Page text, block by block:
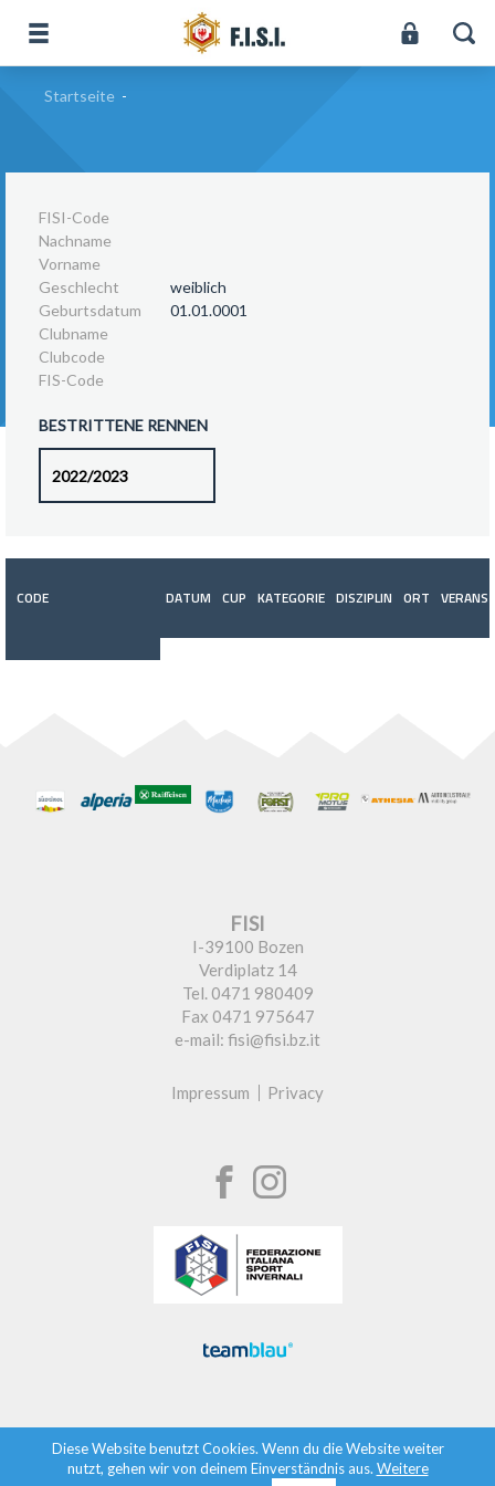
Startseite -
FISI-Code
Nachname
Vorname
Geschlecht
weiblich
Geburtsdatum
01.01.0001
Clubname
Clubcode
FIS-Code
BESTRITTENE RENNEN
CODE DATUM CUP KATEGORIE DISZIPLIN ORT
FISI
I-39100 Bozen
Verdiplatz 14
Tel. 0471 980409
Fax 0471 975647
e-mail: fisi@fisi.bz.it
Impressum Privacy
Diese Website benutzt Cookies. Wenn du die Website weiter
nutzt, gehen wir von deinem Einverständnis aus. Weitere